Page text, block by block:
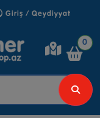
Giriş / Qeydiyyat
0